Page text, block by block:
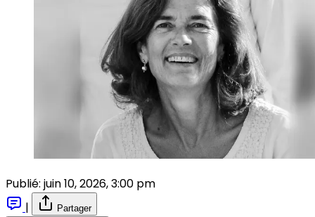
Publié: juin 10, 2026, 3:00 pm
|
Partager